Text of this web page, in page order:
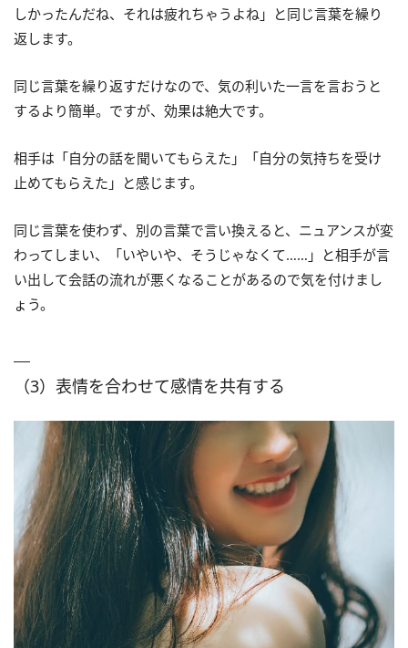
しかったんだね、それは疲れちゃうよね」と同じ言葉を繰り
返します。
同じ言葉を繰り返すだけなので、気の利いた一言を言おうと
するより簡単。ですが、効果は絶大です。
相手は「自分の話を聞いてもらえた」「自分の気持ちを受け
止めてもらえた」と感じます。
同じ言葉を使わず、別の言葉で言い換えると、ニュアンスが変
わってしまい、「いやいや、そうじゃなくて……」と相手が言
い出して会話の流れが悪くなることがあるので気を付けまし
ょう。
（3）表情を合わせて感情を共有する